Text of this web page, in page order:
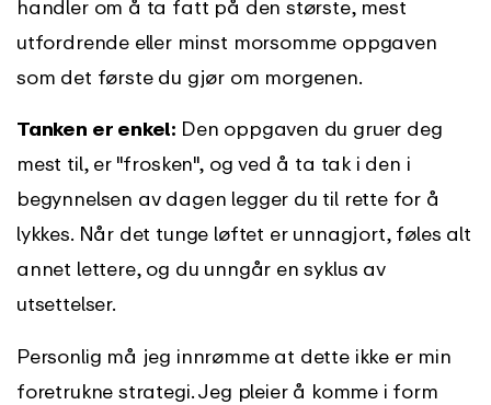
handler om å ta fatt på den største, mest
utfordrende eller minst morsomme oppgaven
som det første du gjør om morgenen.
Tanken er enkel: Den oppgaven du gruer deg
mest til, er "frosken", og ved å ta tak i den i
begynnelsen av dagen legger du til rette for å
lykkes. Når det tunge løftet er unnagjort, føles alt
annet lettere, og du unngår en syklus av
utsettelser.
Personlig må jeg innrømme at dette ikke er min
foretrukne strategi. Jeg pleier å komme i form